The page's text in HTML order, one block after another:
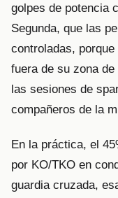
golpes de potencia
Segunda, que las
controladas,
fuera de su zona
las sesiones de
compañeros de la
En la práctica, el
por KO/TKO en
guardia cruzada,